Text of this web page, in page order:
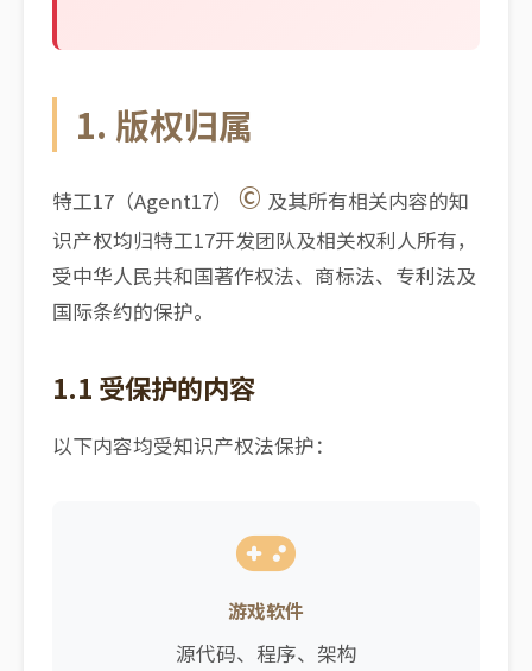
1. 版权归属
特工17（Agent17） © 及其所有相关内容的知
识产权均归特工17开发团队及相关权利人所有，
受中华人民共和国著作权法、商标法、专利法及
国际条约的保护。
1.1 受保护的内容
以下内容均受知识产权法保护：
游戏软件
源代码、程序、架构